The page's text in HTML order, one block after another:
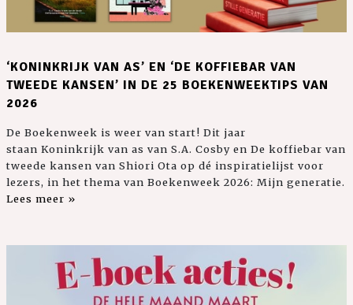
‘KONINKRIJK VAN AS’ EN ‘DE KOFFIEBAR VAN
TWEEDE KANSEN’ IN DE 25 BOEKENWEEKTIPS VAN
2026
De Boekenweek is weer van start! Dit jaar
staan Koninkrijk van as van S.A. Cosby en De koffiebar van
tweede kansen van Shiori Ota op dé inspiratielijst voor
lezers, in het thema van Boekenweek 2026: Mijn generatie.
Lees meer »